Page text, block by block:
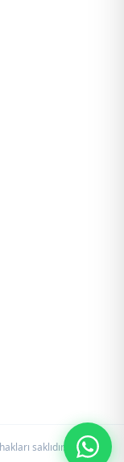
saklıdır. by